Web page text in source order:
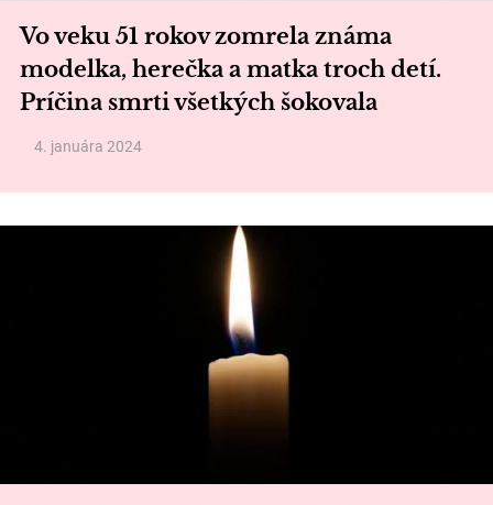
Vo veku 51 rokov zomrela známa
modelka, herečka a matka troch detí.
Príčina smrti všetkých šokovala
4. januára 2024